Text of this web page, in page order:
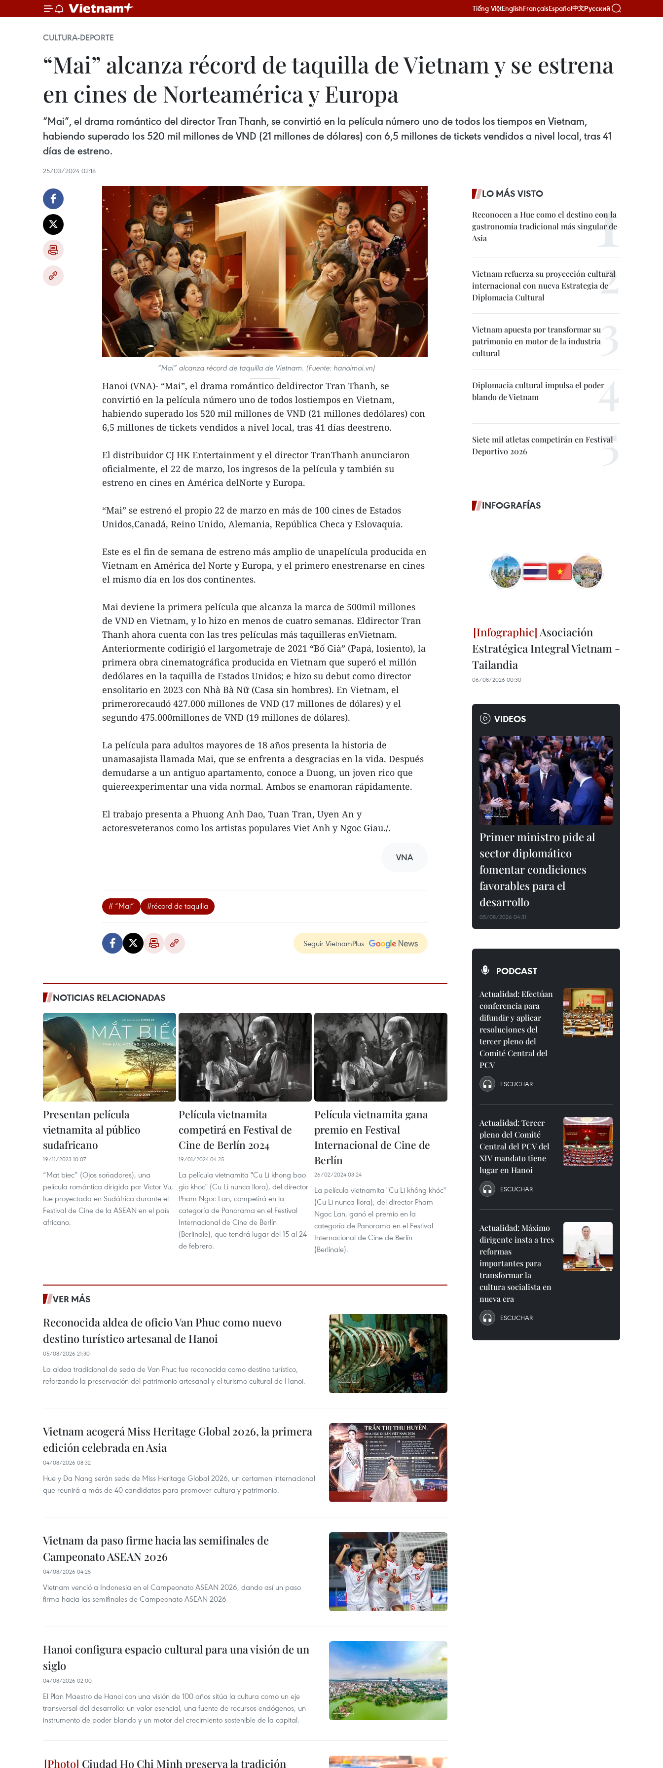
Tiếng ViệtEnglishFrançaisEspañol中文Русский
CULTURA-DEPORTE
“Mai” alcanza récord de taquilla de Vietnam y se estrena
en cines de Norteamérica y Europa
“Mai”, el drama romántico del director Tran Thanh, se convirtió en la película número uno de todos los tiempos en Vietnam,
habiendo superado los 520 mil millones de VND (21 millones de dólares) con 6,5 millones de tickets vendidos a nivel local, tras 41
días de estreno.
25/03/2024 02:18
“Mai” alcanza récord de taquilla de Vietnam. (Fuente: hanoimoi.vn)
Hanoi (VNA)- “Mai”, el drama romántico deldirector Tran Thanh, se
convirtió en la película número uno de todos lostiempos en Vietnam,
habiendo superado los 520 mil millones de VND (21 millones dedólares) con
6,5 millones de tickets vendidos a nivel local, tras 41 días deestreno.
El distribuidor CJ HK Entertainment y el director TranThanh anunciaron
oficialmente, el 22 de marzo, los ingresos de la película y también su
estreno en cines en América delNorte y Europa.
“Mai” se estrenó el propio 22 de marzo en más de 100 cines de Estados
Unidos,Canadá, Reino Unido, Alemania, República Checa y Eslovaquia.
Este es el fin de semana de estreno más amplio de unapelícula producida en
Vietnam en América del Norte y Europa, y el primero enestrenarse en cines
el mismo día en los dos continentes.
Mai deviene la primera película que alcanza la marca de 500mil millones
de VND en Vietnam, y lo hizo en menos de cuatro semanas. Eldirector Tran
Thanh ahora cuenta con las tres películas más taquilleras enVietnam.
Anteriormente codirigió el largometraje de 2021 “Bố Già” (Papá, losiento), la
primera obra cinematográfica producida en Vietnam que superó el millón
dedólares en la taquilla de Estados Unidos; e hizo su debut como director
ensolitario en 2023 con Nhà Bà Nữ (Casa sin hombres). En Vietnam, el
primerorecaudó 427.000 millones de VND (17 millones de dólares) y el
segundo 475.000millones de VND (19 millones de dólares).
La película para adultos mayores de 18 años presenta la historia de
unamasajista llamada Mai, que se enfrenta a desgracias en la vida. Después
demudarse a un antiguo apartamento, conoce a Duong, un joven rico que
quiereexperimentar una vida normal. Ambos se enamoran rápidamente.
El trabajo presenta a Phuong Anh Dao, Tuan Tran, Uyen An y
actoresveteranos como los artistas populares Viet Anh y Ngoc Giau./.
VNA
# “Mai” #récord de taquilla
Seguir VietnamPlus
NOTICIAS RELACIONADAS
Presentan película
vietnamita al público
sudafricano
19/11/2023 10:07
“Mat biec” (Ojos soñadores), una
película romántica dirigida por Victor Vu,
fue proyectada en Sudáfrica durante el
Festival de Cine de la ASEAN en el país
africano.
Película vietnamita
competirá en Festival de
Cine de Berlín 2024
19/01/2024 04:25
La película vietnamita "Cu Li khong bao
gio khoc" (Cu Li nunca llora), del director
Pham Ngoc Lan, competirá en la
categoría de Panorama en el Festival
Internacional de Cine de Berlín
(Berlinale), que tendrá lugar del 15 al 24
de febrero.
Película vietnamita gana
premio en Festival
Internacional de Cine de
Berlín
26/02/2024 03:24
La película vietnamita "Cu Li không khóc"
(Cu Li nunca llora), del director Pham
Ngoc Lan, ganó el premio en la
categoría de Panorama en el Festival
Internacional de Cine de Berlín
(Berlinale).
VER MÁS
Reconocida aldea de oficio Van Phuc como nuevo
destino turístico artesanal de Hanoi
05/08/2026 21:30
La aldea tradicional de seda de Van Phuc fue reconocida como destino turístico,
reforzando la preservación del patrimonio artesanal y el turismo cultural de Hanoi.
Vietnam acogerá Miss Heritage Global 2026, la primera
edición celebrada en Asia
04/08/2026 08:32
Hue y Da Nang serán sede de Miss Heritage Global 2026, un certamen internacional
que reunirá a más de 40 candidatas para promover cultura y patrimonio.
Vietnam da paso firme hacia las semifinales de
Campeonato ASEAN 2026
04/08/2026 04:25
Vietnam venció a Indonesia en el Campeonato ASEAN 2026, dando así un paso
firma hacia las semifinales de Campeonato ASEAN 2026
Hanoi configura espacio cultural para una visión de un
siglo
04/08/2026 02:00
El Plan Maestro de Hanoi con una visión de 100 años sitúa la cultura como un eje
transversal del desarrollo: un valor esencial, una fuente de recursos endógenos, un
instrumento de poder blando y un motor del crecimiento sostenible de la capital.
Ciudad Ho Chi Minh preserva la tradición
LO MÁS VISTO
Reconocen a Hue como el destino con la
gastronomía tradicional más singular de
Asia
Vietnam refuerza su proyección cultural
internacional con nueva Estrategia de
Diplomacia Cultural
Vietnam apuesta por transformar su
patrimonio en motor de la industria
cultural
Diplomacia cultural impulsa el poder
blando de Vietnam
Siete mil atletas competirán en Festival
Deportivo 2026
INFOGRAFÍAS
Asociación
Estratégica Integral Vietnam -
Tailandia
06/08/2026 00:30
VIDEOS
Primer ministro pide al
sector diplomático
fomentar condiciones
favorables para el
desarrollo
05/08/2026 04:31
PODCAST
Actualidad: Efectúan
conferencia para
difundir y aplicar
resoluciones del
tercer pleno del
Comité Central del
PCV
ESCUCHAR
Actualidad: Tercer
pleno del Comité
Central del PCV del
XIV mandato tiene
lugar en Hanoi
ESCUCHAR
Actualidad: Máximo
dirigente insta a tres
reformas
importantes para
transformar la
cultura socialista en
nueva era
ESCUCHAR